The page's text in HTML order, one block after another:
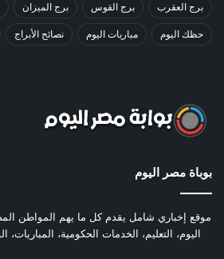
برج العقرب برج القوس برج الميزان
حظك اليوم مباريات اليوم نصائح الأبراج
بوباة مصر اليوم
موقع إخباري شامل يقدم كل ما يهم المواطن
اليوم، التعليم، الخدمات الحكومية،